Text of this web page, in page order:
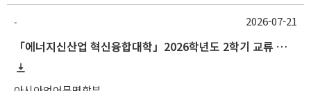
-
「에너지신산업 혁신융합대학」2026학년도 2학기 교류 수학 안내 (한양대)
2026-07-21